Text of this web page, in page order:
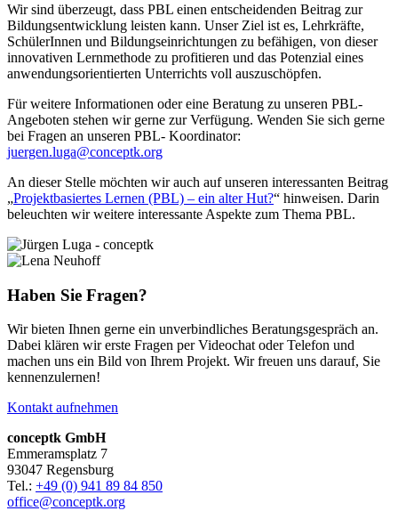
Wir sind überzeugt, dass PBL einen entscheidenden Beitrag zur
Bildungsentwicklung leisten kann. Unser Ziel ist es, Lehrkräfte,
SchülerInnen und Bildungseinrichtungen zu befähigen, von dieser
innovativen Lernmethode zu profitieren und das Potenzial eines
anwendungsorientierten Unterrichts voll auszuschöpfen.
Für weitere Informationen oder eine Beratung zu unseren PBL-
Angeboten stehen wir gerne zur Verfügung. Wenden Sie sich gerne
bei Fragen an unseren PBL- Koordinator:
juergen.luga@conceptk.org
An dieser Stelle möchten wir auch auf unseren interessanten Beitrag
„Projektbasiertes Lernen (PBL) – ein alter Hut?“ hinweisen. Darin
beleuchten wir weitere interessante Aspekte zum Thema PBL.
Haben Sie Fragen?
Wir bieten Ihnen gerne ein unverbindliches Beratungsgespräch an.
Dabei klären wir erste Fragen per Videochat oder Telefon und
machen uns ein Bild von Ihrem Projekt. Wir freuen uns darauf, Sie
kennenzulernen!
Kontakt aufnehmen
conceptk GmbH
Emmeramsplatz 7
93047 Regensburg
Tel.: +49 (0) 941 89 84 850
office@conceptk.org